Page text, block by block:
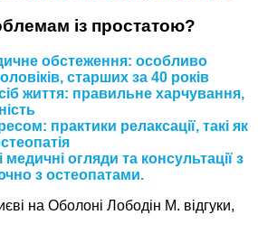
із простатою?
обстеження: особливо
старших за 40 років
життя: правильне харчування,
практики релаксації, такі як
медичні огляди та консультації з
з остеопатами.